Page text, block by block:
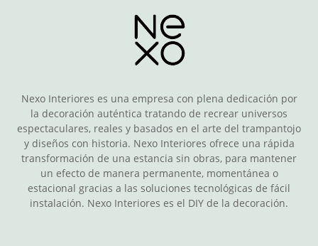
Nexo Interiores es una empresa con plena dedicación por
la decoración auténtica tratando de recrear universos
espectaculares, reales y basados en el arte del trampantojo
y diseños con historia. Nexo Interiores ofrece una rápida
transformación de una estancia sin obras, para mantener
un efecto de manera permanente, momentánea o
estacional gracias a las soluciones tecnológicas de fácil
instalación. Nexo Interiores es el DIY de la decoración.